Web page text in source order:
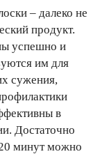
– далеко не
продукт.
успешно и
им для
сужения,
в
Достаточно
минут можно